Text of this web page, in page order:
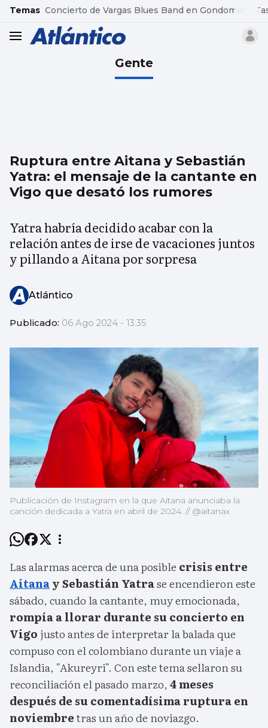
common.go-to-content
Temas Concierto de Vargas Blues Band en Gondomar
header.menu.open
Gente
Ruptura entre Aitana y Sebastián
Yatra: el mensaje de la cantante en
Vigo que desató los rumores
Yatra habría decidido acabar con la
relación antes de irse de vacaciones juntos
y pillando a Aitana por sorpresa
Atlántico
Publicado: 06 Ago 2024 - 13:35
Publicación de Instagram en la que Aitana anunciaba la
canción dedicada a Yatra en abril de 2024. // @aitanax
Las alarmas acerca de una posible crisis entre
Aitanay Sebastián Yatrase encendieron este
sábado, cuando la cantante, muy emocionada,
rompía a llorar durante su concierto en
Vigo justo antes de interpretar la balada que
compuso con el colombiano durante un viaje a
Islandia, "Akureyri". Con este tema sellaron su
reconciliación el pasado marzo, 4 meses
después de su comentadísima ruptura en
noviembretras un año de noviazgo.